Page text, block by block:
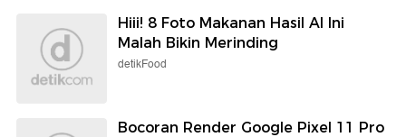
Hiii! 8 Foto Makanan Hasil AI Ini
Malah Bikin Merinding
detikFood
Bocoran Render Google Pixel 11 Pro